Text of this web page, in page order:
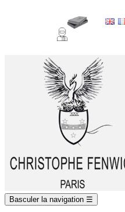
Basculer la navigation ☰